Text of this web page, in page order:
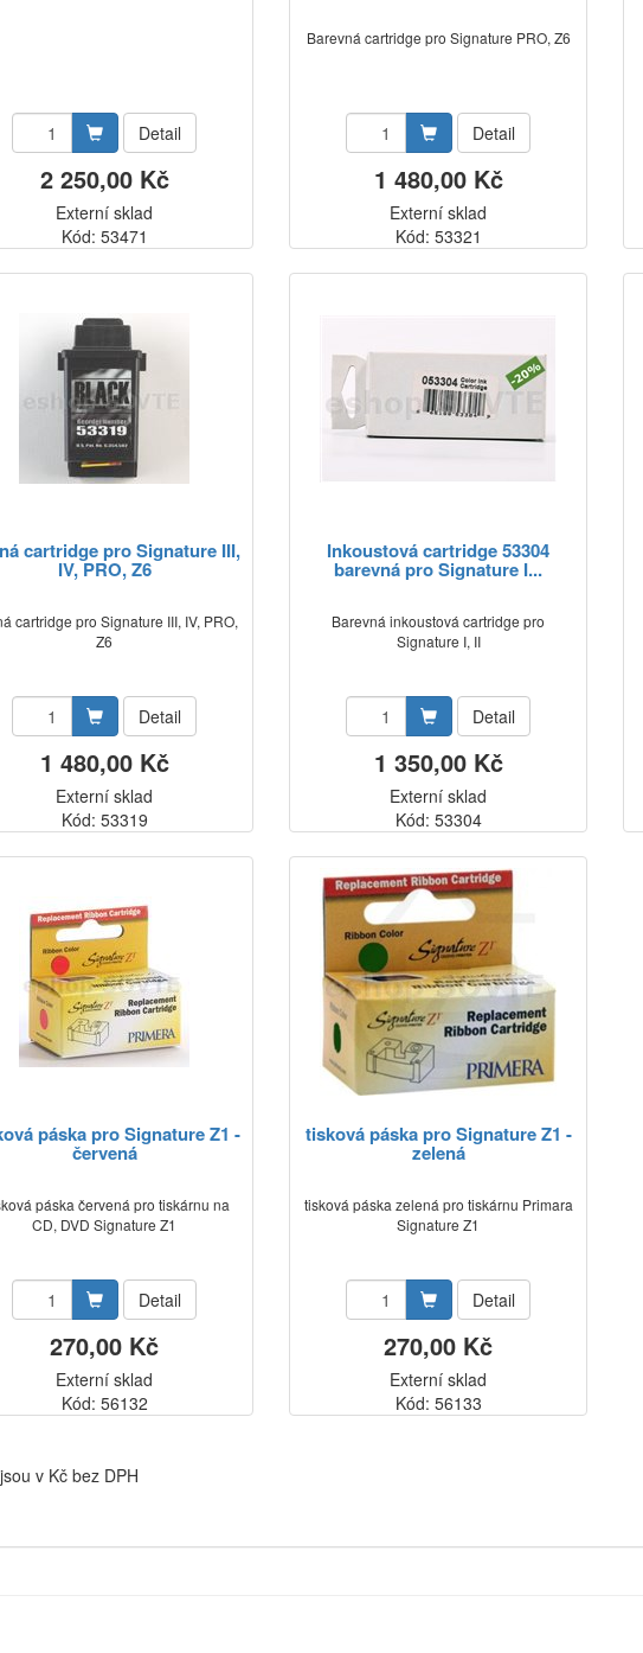
Detail
2 250,00 Kč
Externí sklad
Kód: 53471
Barevná cartridge pro Signature PRO, Z6
Detail
1 480,00 Kč
Externí sklad
Kód: 53321
cartridge pro Signature III,
IV, PRO, Z6
cartridge pro Signature III, IV, PRO,
Z6
Detail
1 480,00 Kč
Externí sklad
Kód: 53319
Inkoustová cartridge 53304
barevná pro Signature I...
Barevná inkoustová cartridge pro
Signature I, II
Detail
1 350,00 Kč
Externí sklad
Kód: 53304
páska pro Signature Z1 -
červená
páska červená pro tiskárnu na
CD, DVD Signature Z1
Detail
270,00 Kč
Externí sklad
Kód: 56132
tisková páska pro Signature Z1 -
zelená
tisková páska zelená pro tiskárnu Primara
Signature Z1
Detail
270,00 Kč
Externí sklad
Kód: 56133
v Kč bez DPH